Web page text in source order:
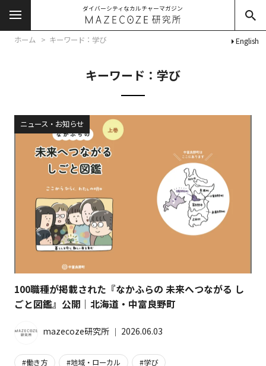
ダイバーシティなカルチャーマガジン
English
ホーム キーワード：学び
キーワード：学び
100職種が掲載された『なかふらの 未来へつながる し
ごと図鑑』公開｜北海道・中富良野町
ニュース・お知らせ
mazecoze研究所 │ 2026.06.03
働き方 地域・ローカル 学び